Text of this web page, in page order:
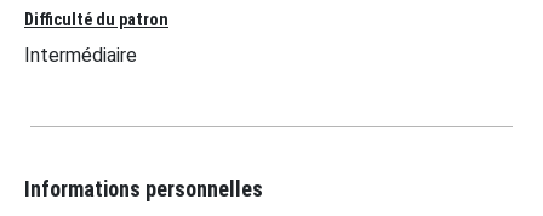
Difficulté du patron
Intermédiaire
Informations personnelles